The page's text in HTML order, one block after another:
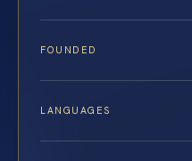
FOUNDED
LANGUAGES